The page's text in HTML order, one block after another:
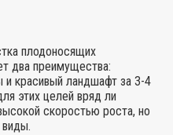
плодоносящих
два преимущества:
красивый ландшафт за 3-4
этих целей вряд ли
скоростью роста, но